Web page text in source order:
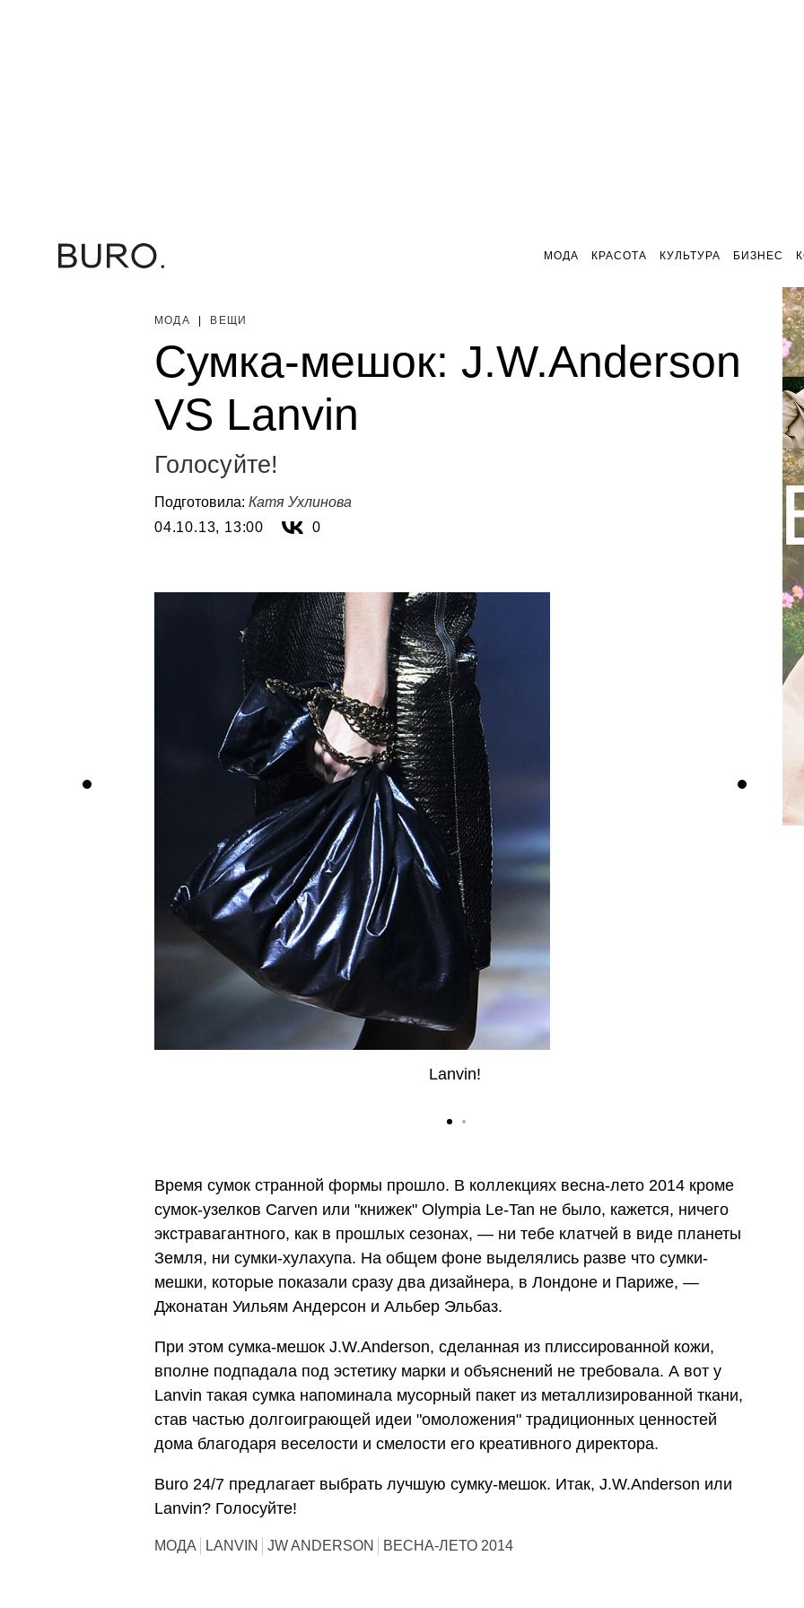
МОДА КРАСОТА КУЛЬТУРА БИЗНЕС
МОДА ВЕЩИ
Сумка-мешок: J.W.Anderson
VS Lanvin
Голосуйте!
Подготовила: Катя Ухлинова
04.10.13, 13:00
0
Lanvin!
Время сумок странной формы прошло. В коллекциях весна-лето 2014 кроме
сумок-узелков Carven или "книжек" Olympia Le-Tan не было, кажется, ничего
экстравагантного, как в прошлых сезонах, — ни тебе клатчей в виде планеты
Земля, ни сумки-хулахупа. На общем фоне выделялись разве что сумки-
мешки, которые показали сразу два дизайнера, в Лондоне и Париже, —
Джонатан Уильям Андерсон и Альбер Эльбаз.
При этом сумка-мешок J.W.Anderson, сделанная из плиссированной кожи,
вполне подпадала под эстетику марки и объяснений не требовала. А вот у
Lanvin такая сумка напоминала мусорный пакет из металлизированной ткани,
став частью долгоиграющей идеи "омоложения" традиционных ценностей
дома благодаря веселости и смелости его креативного директора.
Buro 24/7 предлагает выбрать лучшую сумку-мешок. Итак, J.W.Anderson или
Lanvin? Голосуйте!
МОДА LANVIN JW ANDERSON ВЕСНА-ЛЕТО 2014